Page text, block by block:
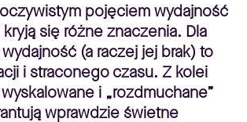
pojęciem wydajność
się różne znaczenia. Dla
(a raczej jej brak) to
i straconego czasu. Z kolei
i „rozdmuchane”
wprawdzie świetne